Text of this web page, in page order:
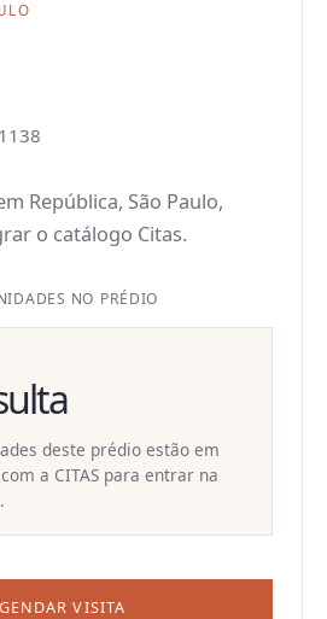
República, São Paulo,
o catálogo Citas.
NO PRÉDIO
deste prédio estão em
a CITAS para entrar na
VISITA